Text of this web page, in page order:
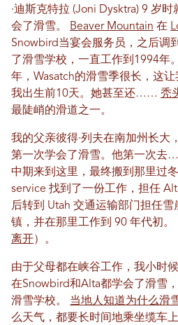
·迪斯克特拉 (Joni Dysktra) 9 岁
会了滑雪。 Beaver Mountain 在
Snowbird当宴会服务员，之后调
了滑雪学校，一直工作到1994年
年，Wasatch的滑雪季很长，这
我出生前10天。她甚至还…… 秃
最陡峭的滑道之一。
我的父亲彼得·列夫在南加州长大
第一次学会了滑雪。他第一次去
中期来到这里，最终搬到那里过
service 找到了一份工作，担任
后转到 Utah 交通运输部门担任
镇，并在那里工作到 90 年代初。
离开）。
由于父母都在峡谷工作，我小时
在Snowbird和Alta都学会了滑雪
滑雪学校。 当地人知道为什么滑
么天气，都要长时间地乘坐缆车